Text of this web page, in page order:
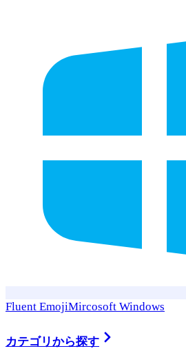
Fluent EmojiMircosoft Windows
カテゴリから探す